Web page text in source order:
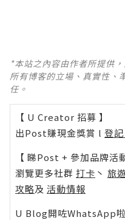
*本站之內容由作者所提供
所有博客的立場、真實性、
任。
【 U Creator 招募 】
出Post賺現金獎賞 l 登
【 睇Post + 參加品牌活
瀏覽更多社群 打卡 丶 旅
攻略及 活動情報
U Blog開咗WhatsApp啦